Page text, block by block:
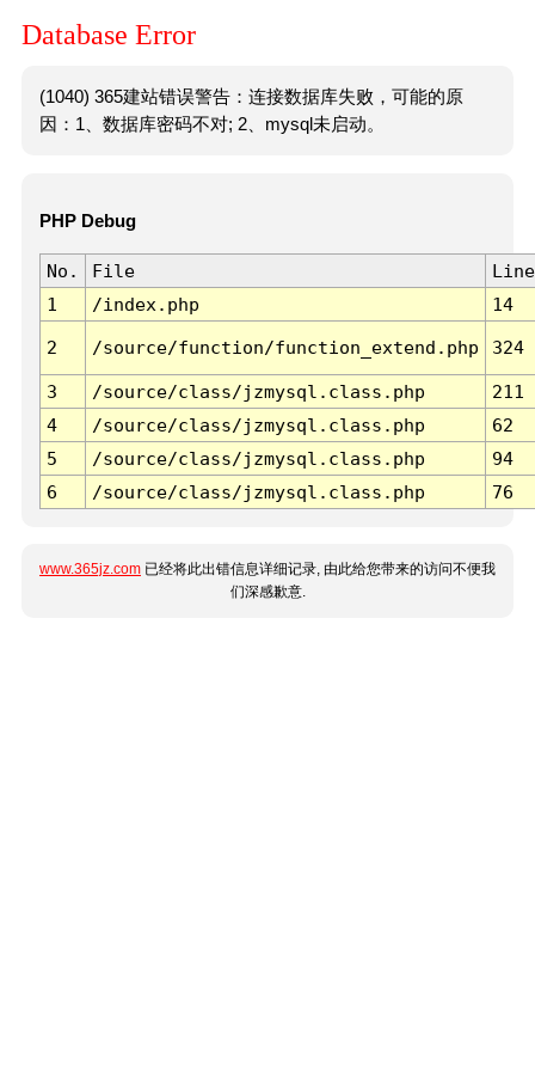
Database Error
(1040) 365建站错误警告：连接数据库失败，可能的原
因：1、数据库密码不对; 2、mysql未启动。
PHP Debug
No. File
Line
1
/index.php 14
2 /source/function/function_extend.php 324
3 /source/class/jzmysql.class.php
211
4
/source/class/jzmysql.class.php
62
5
/source/class/jzmysql.class.php
94
6
/source/class/jzmysql.class.php 76
www.365jz.com 已经将此出错信息详细记录, 由此给您带来的访问不便我
们深感歉意.